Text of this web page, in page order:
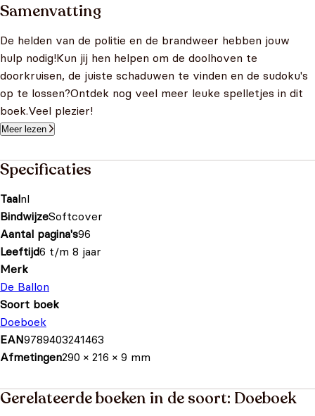
Samenvatting
De helden van de politie en de brandweer hebben jouw
hulp nodig!Kun jij hen helpen om de doolhoven te
doorkruisen, de juiste schaduwen te vinden en de sudoku's
op te lossen?Ontdek nog veel meer leuke spelletjes in dit
boek.Veel plezier!
Meer lezen
Specificaties
Taalnl
BindwijzeSoftcover
Aantal pagina's96
Leeftijd6 t/m 8 jaar
Merk
De Ballon
Soort boek
Doeboek
EAN9789403241463
Afmetingen290 × 216 × 9 mm
Gerelateerde boeken in de soort: Doeboek